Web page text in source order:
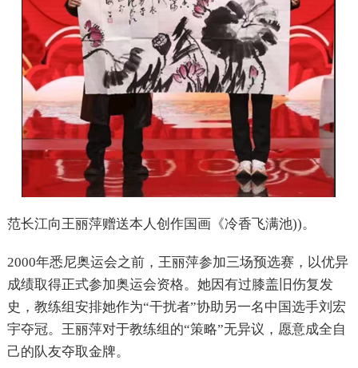
范长江向王丽萍赠送本人创作国画《冷香飞满池))。
2000年悉尼奥运会之前，王丽萍参加三场预选赛，以优异
成绩取得正式参加奥运会资格。她因有过膝盖旧伤复发
史，教练组安排她作为“干扰者”协助另一名中国选手刘宏
宇夺冠。王丽萍对于教练组的“策略”无异议，愿意成全自
己的队友夺取金牌。